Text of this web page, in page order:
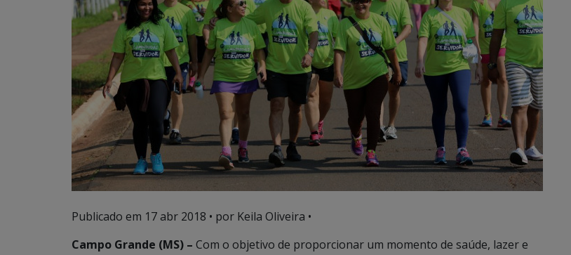
Publicado em 17 abr 2018 • por Keila Oliveira •
Campo Grande (MS) – Com o objetivo de proporcionar um momento de saúde, lazer e